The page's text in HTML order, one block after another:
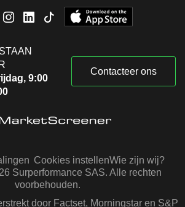
9:00
Contacteer ons
Cookies instellenWie zijn wij?
Surperformance SAS. Alle rechten
voorbehouden.
door Factset, Morningstar en S&P